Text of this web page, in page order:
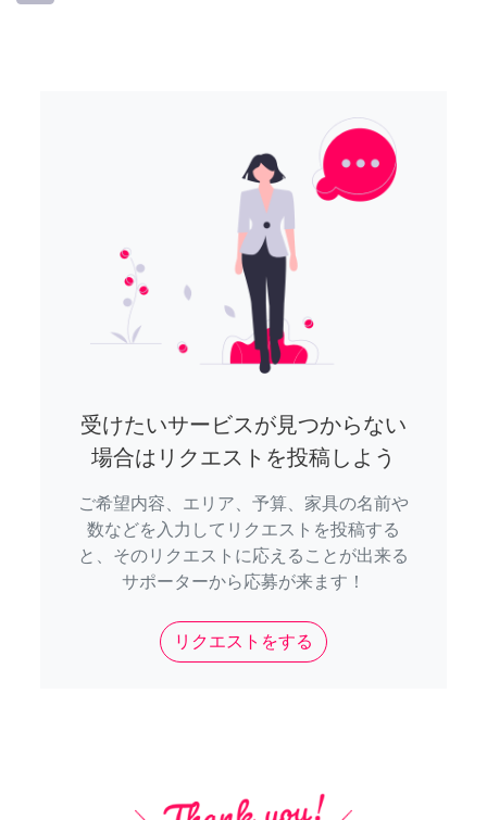
受けたいサービスが見つからない
場合はリクエストを投稿しよう
ご希望内容、エリア、予算、家具の名前や
数などを入力してリクエストを投稿する
と、そのリクエストに応えることが出来る
サポーターから応募が来ます！
リクエストをする